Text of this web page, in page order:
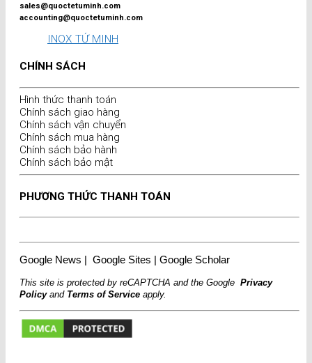
sales@quoctetuminh.com
accounting@quoctetuminh.com
INOX TỨ MINH
CHÍNH SÁCH
Hình thức thanh toán
Chính sách giao hàng
Chính sách vận chuyển
Chính sách mua hàng
Chính sách bảo hành
Chính sách bảo mật
PHƯƠNG THỨC THANH TOÁN
Google News | Google Sites | Google Scholar
This site is protected by reCAPTCHA and the Google Privacy
PolicyandTerms of Service apply.